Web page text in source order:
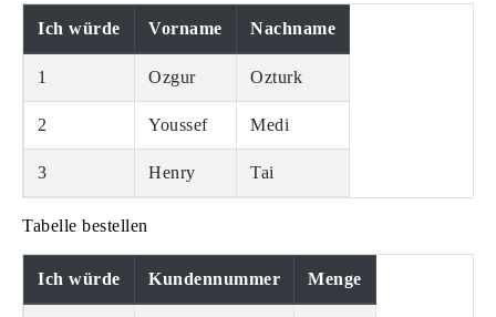
Ich würde Vorname Nachname
1 Ozgur Ozturk
2 Youssef Medi
3 Henry Tai
Tabelle bestellen
Ich würde Kundennummer Menge